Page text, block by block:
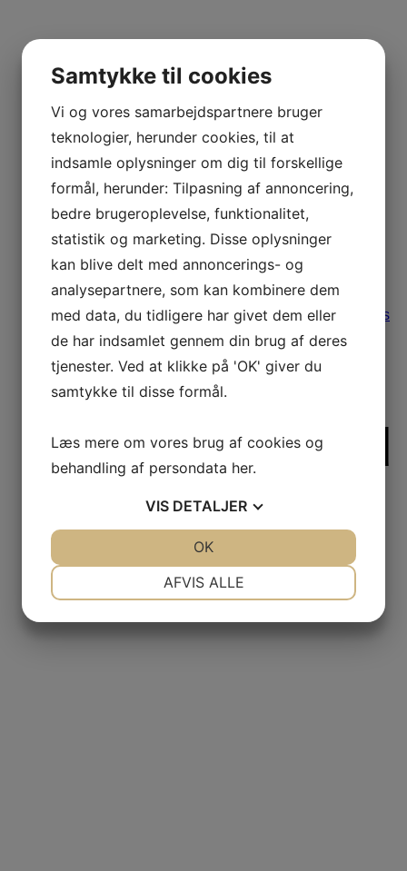
Læs
Armbånd
S13 Armbånd
af Hjerter
129,00DKK
Samtykke til cookies
Vi og vores samarbejdspartnere bruger
teknologier, herunder cookies, til at
indsamle oplysninger om dig til forskellige
formål, herunder: Tilpasning af annoncering,
bedre brugeroplevelse, funktionalitet,
statistik og marketing. Disse oplysninger
kan blive delt med annoncerings- og
analysepartnere, som kan kombinere dem
med data, du tidligere har givet dem eller
de har indsamlet gennem din brug af deres
tjenester. Ved at klikke på 'OK' giver du
samtykke til disse formål.
Læs mere om vores brug af cookies og
behandling af persondata her.
VIS DETALJER
AFVIS ALLE
OK